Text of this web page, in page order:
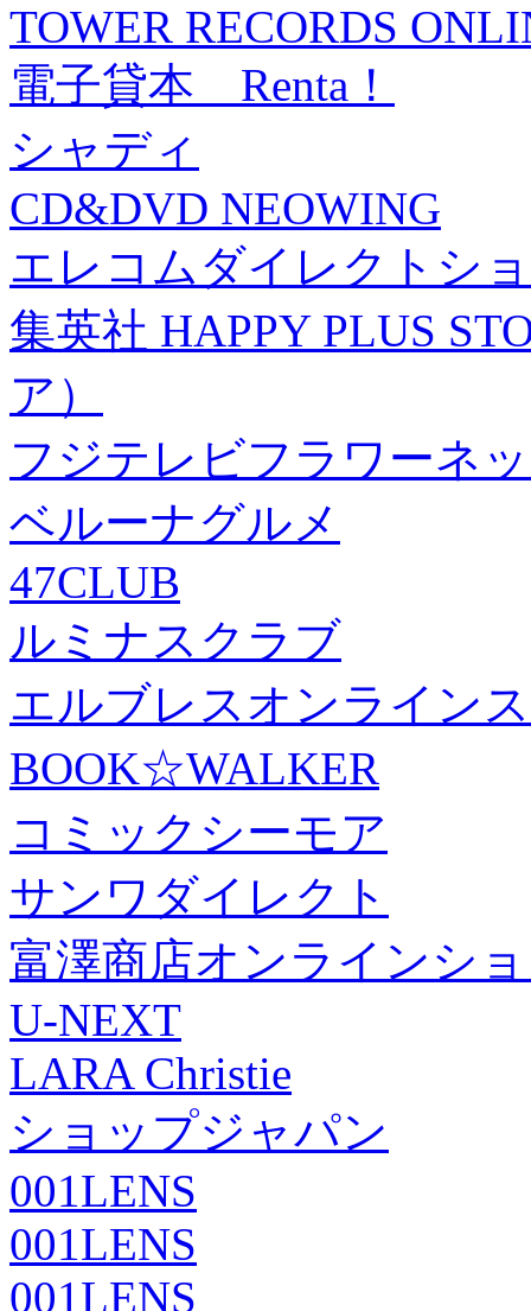
TOWER RECORDS
電子貸本 Renta！
シャディ
CD&DVD NEOWING
エレコムダイレクトシ
集英社 HAPPY PLUS
ア）
フジテレビフラワーネ
ベルーナグルメ
47CLUB
ルミナスクラブ
エルブレスオンライン
BOOK☆WALKER
コミックシーモア
サンワダイレクト
富澤商店オンラインシ
U-NEXT
LARA Christie
ショップジャパン
001LENS
001LENS
001LENS